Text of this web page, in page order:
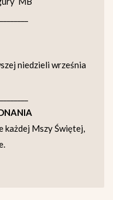
niedzieli września
każdej Mszy Świętej,